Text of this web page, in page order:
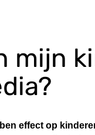
mijn
effect op